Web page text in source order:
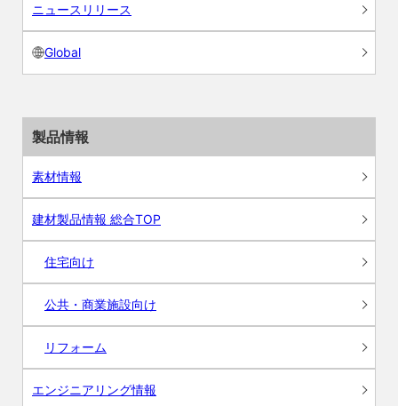
ニュースリリース
Global
製品情報
素材情報
建材製品情報 総合TOP
住宅向け
公共・商業施設向け
リフォーム
エンジニアリング情報